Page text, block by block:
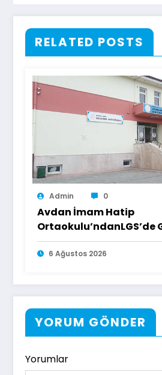
RELATED POSTS
Admin 0
Avdan İmam Hatip
Ortaokulu’ndanLGS’de
Başarı
6 Ağustos 2026
YORUM GÖNDER
Yorumlar